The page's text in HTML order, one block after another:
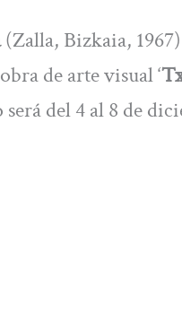
(Zalla, Bizkaia,
de arte visual ‘
del 4 al 8 de